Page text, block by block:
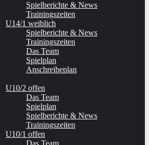
Spielberichte & News
Trainingszeiten
U14/1 weiblich
Spielberichte & News
Trainingszeiten
Das Team
Spielplan
Anschreibeplan
U10/2 offen
Das Team
Spielplan
Spielberichte & News
Trainingszeiten
U10/1 offen
Das Team